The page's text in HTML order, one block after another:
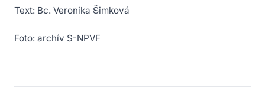
Text: Bc. Veronika Šimková
Foto: archív S-NPVF